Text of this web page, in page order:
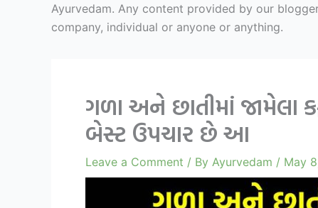
Ayurvedam. Any content provided by our
company, individual or anyone or anything.
ગળા અને છાતીમાં જામેલા
બેસ્ટ ઉપચાર છે આ
Leave a Comment / By Ayurvedam / May